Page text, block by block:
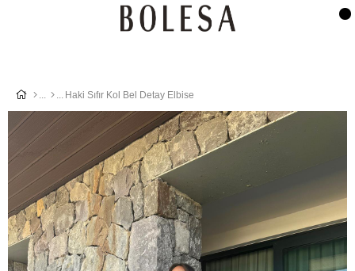
Haki Sıfır Kol Bel Detay Elbise